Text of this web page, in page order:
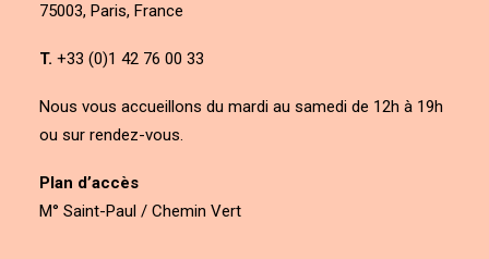
75003, Paris, France
T. +33 (0)1 42 76 00 33
Nous vous accueillons du mardi au samedi de 12h à 19h
ou sur rendez-vous.
Plan d’accès
M° Saint-Paul / Chemin Vert